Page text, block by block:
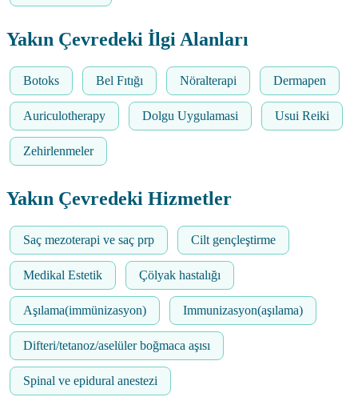
Yakın Çevredeki İlgi Alanları
Botoks Bel Fıtığı Nöralterapi Dermapen
Auriculotherapy Dolgu Uygulamasi Usui Reiki
Zehirlenmeler
Yakın Çevredeki Hizmetler
Saç mezoterapi ve saç prp Cilt gençleştirme
Medikal Estetik Çölyak hastalığı
Aşılama(immünizasyon) Immunizasyon(aşılama)
Difteri/tetanoz/aselüler boğmaca aşısı
Spinal ve epidural anestezi